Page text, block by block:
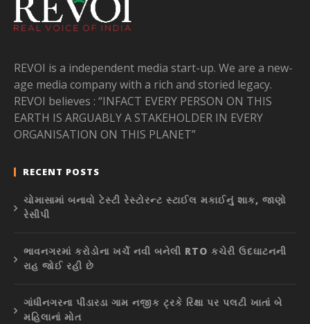
REVOI is a independent media start-up. We are a new-
age media company with a rich and storied legacy.
REVOI believes : “INFACT EVERY PERSON ON THIS
EARTH IS ARGUABLY A STAKEHOLDER IN EVERY
ORGANISATION ON THIS PLANET”
RECENT POSTS
ચોમાસામાં બનાવો ટેસ્ટી રેસ્ટોરન્ટ સ્ટાઈલ મકાઈનું શાક, જાણો
રેસીપી
ભાવનગરમાં કરોડોના ખર્ચે નવી બનેલી RTO કચેરી ઉદઘાટનની
રાહ જોઈ રહી છે
ગાંધીનગરના પીંડારડા ગામ નજીક ટ્રકે રિક્ષા પર પલટી ખાતાં બે
મહિલાનાં મોત